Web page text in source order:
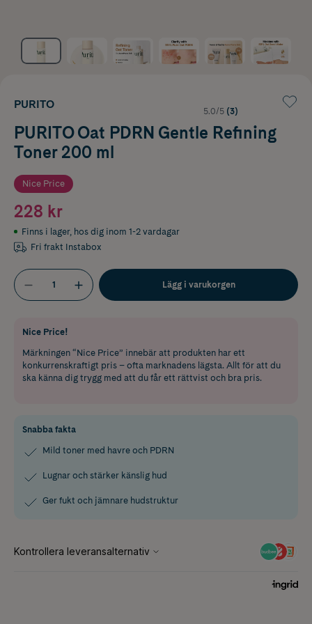
PURITO
5.0/5 (3)
PURITO Oat PDRN Gentle Refining
Toner 200 ml
Nice Price
228 kr
Finns i lager, hos dig inom 1-2 vardagar
Fri frakt Instabox
Lägg i varukorgen
Nice Price!
Märkningen “Nice Price” innebär att produkten har ett
konkurrenskraftigt pris – ofta marknadens lägsta. Allt för att du
ska känna dig trygg med att du får ett rättvist och bra pris.
Snabba fakta
Mild toner med havre och PDRN
Lugnar och stärker känslig hud
Ger fukt och jämnare hudstruktur